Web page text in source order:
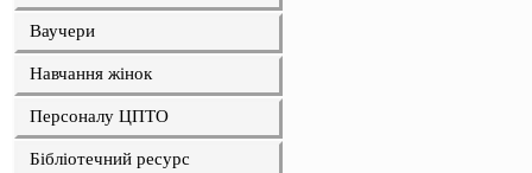
Ваучери
Навчання жінок
Персоналу ЦПТО
Бібліотечний ресурс